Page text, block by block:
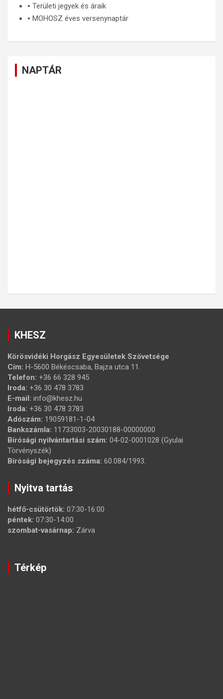
🞄 Területi jegyek és áraik
🞄 MOHOSZ éves versenynaptár
NAPTÁR
KHESZ
Körösvidéki Horgász Egyesületek Szövetsége
Cím: H-5600 Békéscsaba, Bajza utca 11.
Telefon: +36 66 328 945
Iroda: +36 30 478 3783
E-mail: info@khesz.hu
Iroda: +36 30 478 3783
Adószám: 19059181-1-04
Bankszámla: 11733003-20030188-00000000
Bírósági nyilvántartási szám: 04-02-0001028 (Gyulai
Törvényszék)
Bírósági bejegyzés száma: 60.084/1993.
Nyitva tartás
hétfő-csütörtök: 07:30-16:00
péntek: 07:30-14:00
szombat-vasárnap: Zárva
Térkép